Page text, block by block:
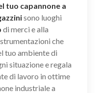
tuo capannone a
sono luoghi
di merci e alla
che
tuo ambiente di
situazione e regala
di lavoro in ottime
industriale a